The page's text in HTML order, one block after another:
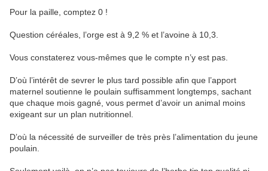
Pour la paille, comptez 0 !
Question céréales, l’orge est à 9,2 % et l’avoine à 10,3.
Vous constaterez vous-mêmes que le compte n’y est pas.
D’où l’intérêt de sevrer le plus tard possible afin que l’apport
maternel soutienne le poulain suffisamment longtemps, sachant
que chaque mois gagné, vous permet d’avoir un animal moins
exigeant sur un plan nutritionnel.
D’où la nécessité de surveiller de très près l’alimentation du jeune
poulain.